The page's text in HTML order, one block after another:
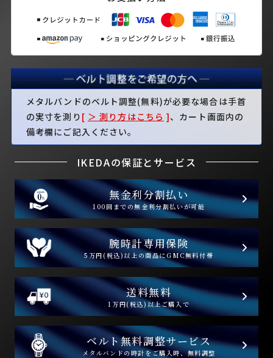
メタルバンドのベルト調整(無料)が必要な場合は手首
の実寸を測り [ ＞ 測り方はこちら ]、カート画面内の
備考欄にご記入ください。
IKEDAの保証とサービス
無金利分割払い
100回までの無金利分割払いが可能
腕時計専用保険
5万円(税込)以上の商品にGMC無料付帯
送料無料
1万円(税込)以上ご購入で
ベルト無料調整サービス
メタルバンドの時計をご購入時、無料調整